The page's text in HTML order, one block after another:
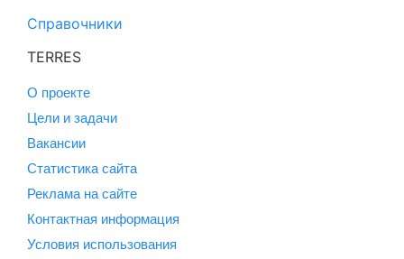
Справочники
TERRES
О проекте
Цели и задачи
Вакансии
Статистика сайта
Реклама на сайте
Контактная информация
Условия использования